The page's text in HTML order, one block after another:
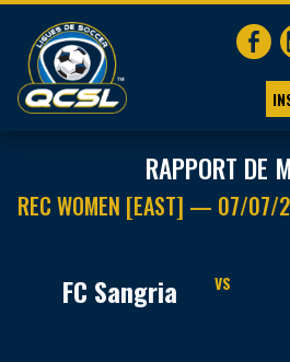
RAPPORT DE
REC WOMEN [EAST] — 07/
FC Sangria VS